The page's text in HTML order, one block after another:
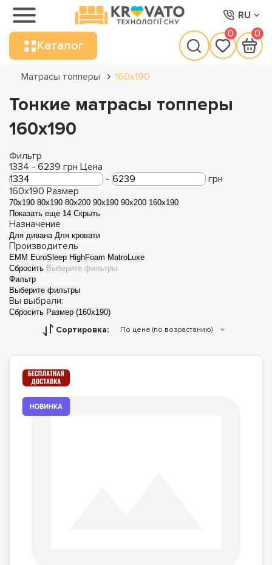
RU
Каталог
0 0
Матрасы топперы 160х190
Тонкие матрасы топперы
160х190
Фильтр
1334 - 6239 грн Цена
-
грн
160x190 Размер
70x190 80x190 80x200 90x190 90x200 160x190
Показать еще 14 Скрыть
Назначение
Для дивана Для кровати
Производитель
EMM EuroSleep HighFoam MatroLuxe
Сбросить Выберите фильтры
Фильтр
Выберите фильтры
Вы выбрали:
Сбросить Размер (160x190)
Сортировка: По цене (по возрастанию)